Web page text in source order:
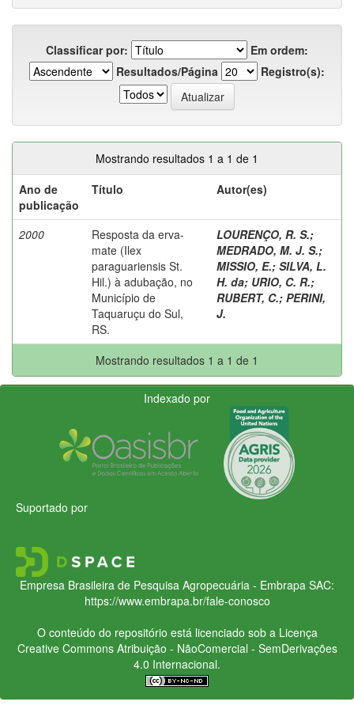
Classificar por:
Em ordem:
Resultados/Página
Registro(s):
Mostrando resultados 1 a 1 de 1
Ano de
publicação
Título Autor(es)
2000
Resposta da erva-
mate (Ilex
paraguariensis St.
Hil.) à adubação, no
Município de
Taquaruçu do Sul,
RS.
LOURENÇO, R. S.;
MEDRADO, M. J. S.;
MISSIO, E.; SILVA, L.
H. da; URIO, C. R.;
RUBERT, C.; PERINI,
J.
Mostrando resultados 1 a 1 de 1
Indexado por
Suportado por
Empresa Brasileira de Pesquisa Agropecuária - Embrapa SAC:
https://www.embrapa.br/fale-conosco
O conteúdo do repositório está licenciado sob a Licença
Creative CommonsAtribuição - NãoComercial - SemDerivações
4.0 Internacional.